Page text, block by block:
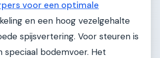
voor een optimale
en een hoog vezelgehalte
spijsvertering. Voor steuren is
speciaal bodemvoer. Het